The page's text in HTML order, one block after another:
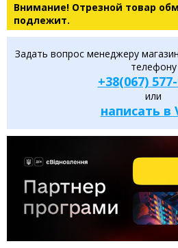
Внимание! Отрезной товар
подлежит.
Задать вопрос менеджеру
телефону
+38(067)
или
написать в